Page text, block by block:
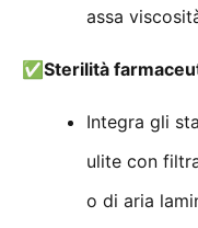
assa
✅Sterilità
Integra gli
ulite con
o di aria